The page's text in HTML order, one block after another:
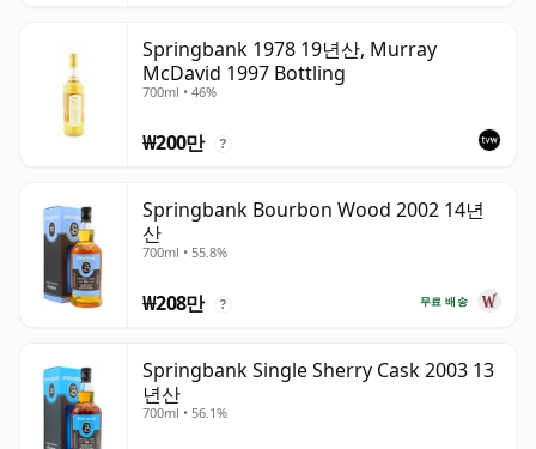
Springbank 1978 19년산, Murray
McDavid 1997 Bottling
700ml • 46%
₩200만 ?
Springbank Bourbon Wood 2002 14년
산
700ml • 55.8%
무료 배송
₩208만 ?
Springbank Single Sherry Cask 2003 13
년산
700ml • 56.1%